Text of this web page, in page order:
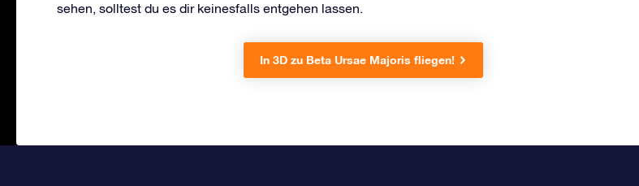
sehen, solltest du es dir keinesfalls entgehen lassen.
In 3D zu Beta Ursae Majoris fliegen!